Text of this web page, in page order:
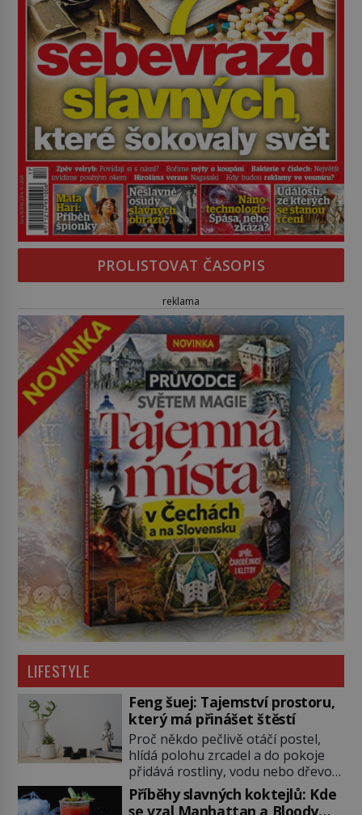
PROLISTOVAT ČASOPIS
reklama
LIFESTYLE
Feng šuej: Tajemství prostoru,
který má přinášet štěstí
Proč někdo pečlivě otáčí postel,
hlídá polohu zrcadel a do pokoje
přidává rostliny, vodu nebo dřevo?
Feng šuej tvrdí, že domov není jen
soubor zdí a nábytku. Je to prostor,
Příběhy slavných koktejlů: Kde
se vzal Manhattan a Bloody